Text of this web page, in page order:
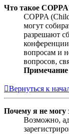
Что такое
COPPA
могут
разрешают
вопросам и
вопросов,
Примечание
Вернуться к
Почему я не могу
Возможно,